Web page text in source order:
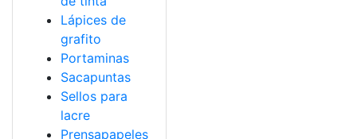
Lápices de
grafito
Portaminas
Sacapuntas
Sellos para
lacre
Prensapapeles